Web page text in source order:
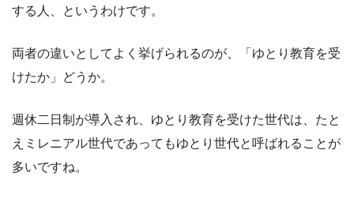
する人、というわけです。
両者の違いとしてよく挙げられるのが、「ゆとり教育を受
けたか」どうか。
週休二日制が導入され、ゆとり教育を受けた世代は、たと
えミレニアル世代であってもゆとり世代と呼ばれることが
多いですね。